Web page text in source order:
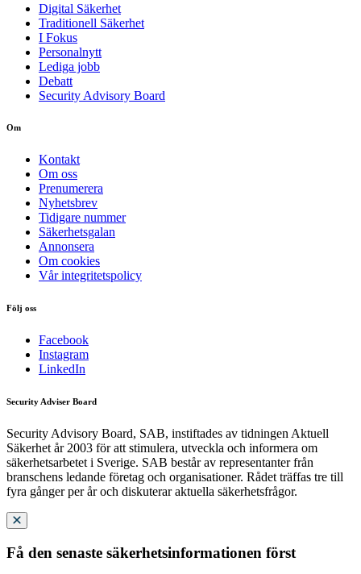
Digital Säkerhet
Traditionell Säkerhet
I Fokus
Personalnytt
Lediga jobb
Debatt
Security Advisory Board
Om
Kontakt
Om oss
Prenumerera
Nyhetsbrev
Tidigare nummer
Säkerhetsgalan
Annonsera
Om cookies
Vår integritetspolicy
Följ oss
Facebook
Instagram
LinkedIn
Security Adviser Board
Security Advisory Board, SAB, instiftades av tidningen Aktuell
Säkerhet år 2003 för att stimulera, utveckla och informera om
säkerhetsarbetet i Sverige. SAB består av representanter från
branschens ledande företag och organisationer. Rådet träffas tre till
fyra gånger per år och diskuterar aktuella säkerhetsfrågor.
Få den senaste säkerhetsinformationen först